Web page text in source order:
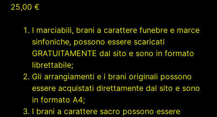
25,00€
I marciabili, brani a carattere funebre e marce
sinfoniche, possono essere scaricati
GRATUITAMENTE dal sito e sono in formato
librettabile;
Gli arrangiamenti e i brani originali possono
essere acquistati direttamente dal sito e sono
in formato A4;
I brani a carattere sacro possono essere